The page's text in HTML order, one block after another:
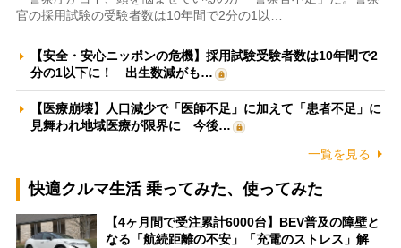
官の採用試験の受験者数は10年間で2分の1以…
【安全・安心ニッポンの危機】採用試験受験者数は10年間で2
分の1以下に！ 出生数減がも…
【医療崩壊】人口減少で「医師不足」に加えて「患者不足」に
見舞われ地域医療が限界に 今後…
一覧を見る
快適クルマ生活 乗ってみた、使ってみた
【4ヶ月間で受注累計6000台】BEV普及の障壁と
なる「航続距離の不安」「充電のストレス」解